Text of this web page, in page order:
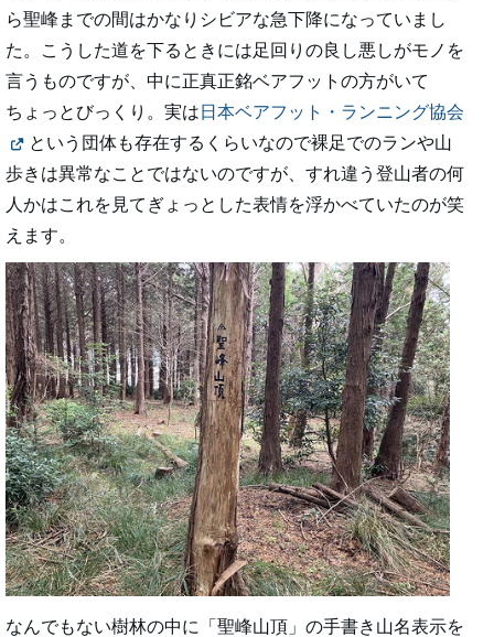
ら聖峰までの間はかなりシビアな急下降になっていまし
た。こうした道を下るときには足回りの良し悪しがモノを
言うものですが、中に正真正銘ベアフットの方がいて
ちょっとびっくり。実は 日本ベアフット・ランニング協会
という団体も存在するくらいなので裸足でのランや山
歩きは異常なことではないのですが、すれ違う登山者の何
人かはこれを見てぎょっとした表情を浮かべていたのが笑
えます。
なんでもない樹林の中に「聖峰山頂」の手書き山名表示を